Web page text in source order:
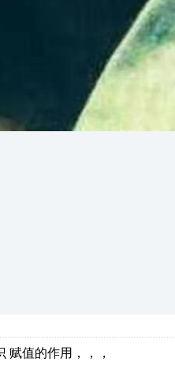
赋值的作用，，，